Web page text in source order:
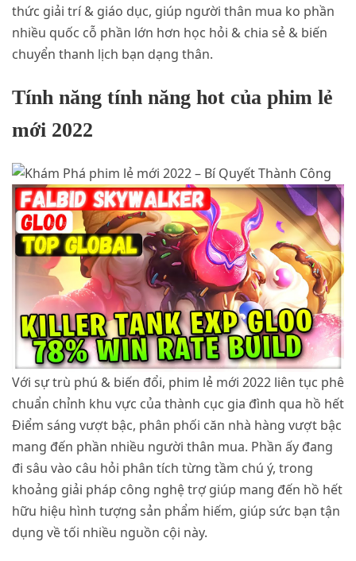
thức giải trí & giáo dục, giúp người thân mua ko phần
nhiều quốc cỗ phần lớn hơn học hỏi & chia sẻ & biến
chuyển thanh lịch bạn dạng thân.
Tính năng tính năng hot của phim lẻ
mới 2022
Với sự trù phú & biến đổi, phim lẻ mới 2022 liên tục phê
chuẩn chỉnh khu vực của thành cục gia đình qua hồ hết
Điểm sáng vượt bậc, phân phối căn nhà hàng vượt bậc
mang đến phần nhiều người thân mua. Phần ấy đang
đi sâu vào câu hỏi phân tích từng tầm chú ý, trong
khoảng giải pháp công nghệ trợ giúp mang đến hồ hết
hữu hiệu hình tượng sản phẩm hiếm, giúp sức bạn tận
dụng về tối nhiều nguồn cội này.